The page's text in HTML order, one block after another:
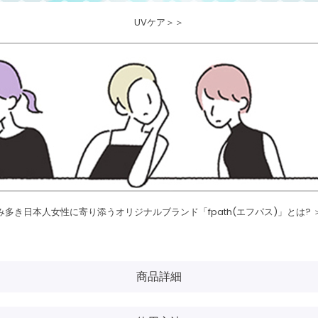
UVケア＞＞
多き日本人女性に寄り添うオリジナルブランド「fpath(エフパス)」とは?
商品詳細